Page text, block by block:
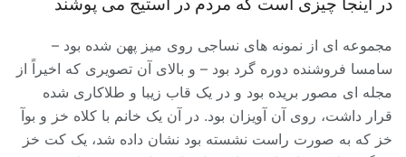
در اینجا چیزی است که مردم در استیج می پوشند
مجموعه ای از نمونه های نساجی روی میز پهن شده بود –
سامسا فروشنده دوره گرد بود – و بالای آن تصویری که اخیراً از
مجله ای مصور بریده بود و در یک قاب زیبا و طلاکاری شده
قرار داشت، روی آن آویزان بود. در آن یک خانم با کلاه خز و بوآ
خز که به صورت راست نشسته بود نشان داده شد، یک کت خز